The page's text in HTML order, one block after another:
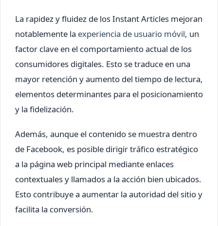
La rapidez y fluidez de los Instant Articles mejoran
notablemente la experiencia de usuario móvil, un
factor clave en el comportamiento actual de los
consumidores digitales. Esto se traduce en una
mayor retención y aumento del tiempo de lectura,
elementos determinantes para el posicionamiento
y la fidelización.
Además, aunque el contenido se muestra dentro
de Facebook, es posible dirigir tráfico estratégico
a la página web principal mediante enlaces
contextuales y llamados a la acción bien ubicados.
Esto contribuye a aumentar la autoridad del sitio y
facilita la conversión.